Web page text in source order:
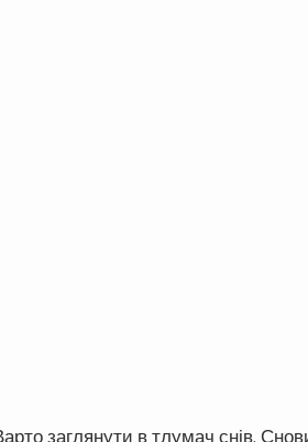
заглянути в тлумач снів.